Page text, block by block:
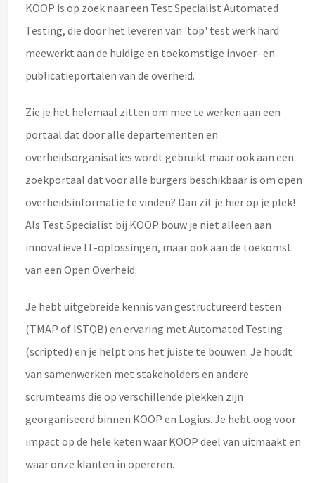
KOOP is op zoek naar een Test Specialist Automated
Testing, die door het leveren van 'top' test werk hard
meewerkt aan de huidige en toekomstige invoer- en
publicatieportalen van de overheid.
Zie je het helemaal zitten om mee te werken aan een
portaal dat door alle departementen en
overheidsorganisaties wordt gebruikt maar ook aan een
zoekportaal dat voor alle burgers beschikbaar is om open
overheidsinformatie te vinden? Dan zit je hier op je plek!
Als Test Specialist bij KOOP bouw je niet alleen aan
innovatieve IT-oplossingen, maar ook aan de toekomst
van een Open Overheid.
Je hebt uitgebreide kennis van gestructureerd testen
(TMAP of ISTQB) en ervaring met Automated Testing
(scripted) en je helpt ons het juiste te bouwen. Je houdt
van samenwerken met stakeholders en andere
scrumteams die op verschillende plekken zijn
georganiseerd binnen KOOP en Logius. Je hebt oog voor
impact op de hele keten waar KOOP deel van uitmaakt en
waar onze klanten in opereren.